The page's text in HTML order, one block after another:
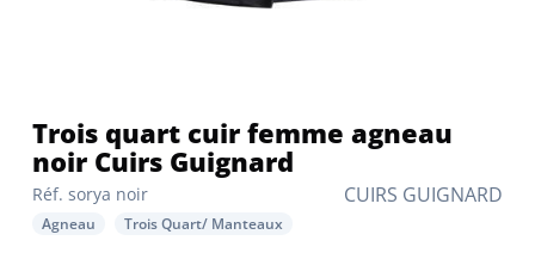
CUIRS GUIGNARD
Réf. sorya noir
Trois quart cuir femme agneau
noir Cuirs Guignard
Agneau Trois Quart/ Manteaux